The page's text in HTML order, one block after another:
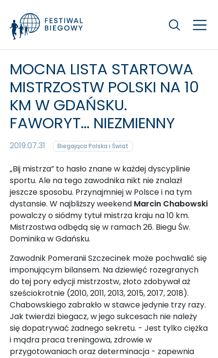
Szukaj
MOCNA LISTA STARTOWA
MISTRZOSTW POLSKI NA 10
KM W GDAŃSKU.
FAWORYT... NIEZMIENNY
2019.07.31 Biegająca Polska i Świat
„Bij mistrza” to hasło znane w każdej dyscyplinie
sportu. Ale na tego zawodnika nikt nie znalazł
jeszcze sposobu. Przynajmniej w Polsce i na tym
dystansie. W najbliższy weekend Marcin Chabowski
powalczy o siódmy tytuł mistrza kraju na 10 km.
Mistrzostwa odbędą się w ramach 26. Biegu Św.
Dominika w Gdańsku.
Zawodnik Pomeranii Szczecinek może pochwalić się
imponującym bilansem. Na dziewięć rozegranych
do tej pory edycji mistrzostw, złoto zdobywał aż
sześciokrotnie (2010, 2011, 2013, 2015, 2017, 2018).
Chabowskiego zabrakło w stawce jedynie trzy razy.
Jak twierdzi biegacz, w jego sukcesach nie należy
się dopatrywać żadnego sekretu. - Jest tylko ciężka
i mądra praca treningowa, zdrowie w
przygotowaniach oraz determinacja - zapewnia